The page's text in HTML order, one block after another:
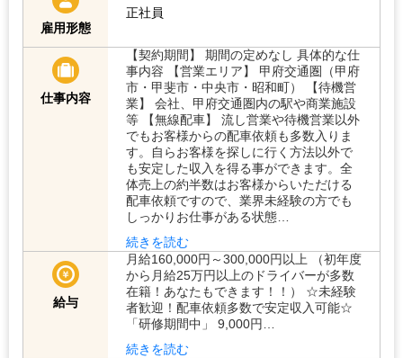
雇用形態
正社員
仕事内容
【契約期間】 期間の定めなし 具体的な仕
事内容 【営業エリア】 甲府交通圏（甲府
市・甲斐市・中央市・昭和町） 【待機営
業】 会社、甲府交通圏内の駅や商業施設
等 【無線配車】 流し営業や待機営業以外
でもお客様からの配車依頼も多数入りま
す。自らお客様を探しに行く方法以外で
も安定した収入を得る事ができます。全
体売上の約半数はお客様からいただける
配車依頼ですので、業界未経験の方でも
しっかりお仕事がある状態…
続きを読む
給与
月給160,000円～300,000円以上 （初年度
から月給25万円以上のドライバーが多数
在籍！あなたもできます！！） ☆未経験
者歓迎！配車依頼多数で安定収入可能☆
「研修期間中」 9,000円…
続きを読む